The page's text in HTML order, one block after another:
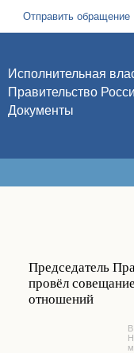
Отправить обращение
Исполнительная
Правительство
Документы
Председатель
провёл
отношений